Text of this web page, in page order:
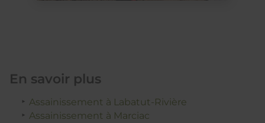
En savoir plus
Assainissement à Labatut-Rivière
Assainissement à Marciac